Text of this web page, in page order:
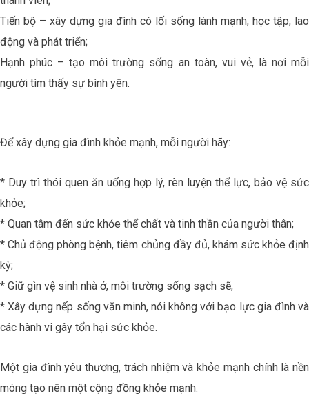
Tiến bộ – xây dựng gia đình có lối sống lành mạnh, học tập, lao
động và phát triển;
Hạnh phúc – tạo môi trường sống an toàn, vui vẻ, là nơi mỗi
người tìm thấy sự bình yên.
Để xây dựng gia đình khỏe mạnh, mỗi người hãy:
* Duy trì thói quen ăn uống hợp lý, rèn luyện thể lực, bảo vệ sức
khỏe;
* Quan tâm đến sức khỏe thể chất và tinh thần của người thân;
* Chủ động phòng bệnh, tiêm chủng đầy đủ, khám sức khỏe định
kỳ;
* Giữ gìn vệ sinh nhà ở, môi trường sống sạch sẽ;
* Xây dựng nếp sống văn minh, nói không với bạo lực gia đình và
các hành vi gây tổn hại sức khỏe.
Một gia đình yêu thương, trách nhiệm và khỏe mạnh chính là nền
móng tạo nên một cộng đồng khỏe mạnh.